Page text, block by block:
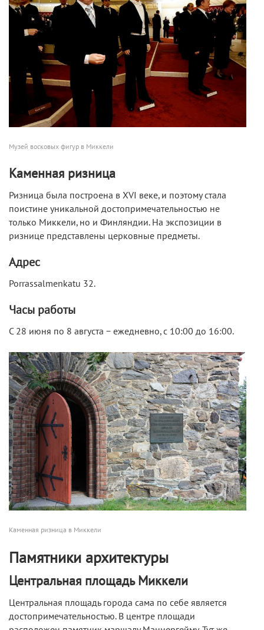
Музей восковых фигур в Миккели
Каменная ризница
Ризница была построена в XVI веке, и поэтому стала
поистине уникальной достопримечательностью не
только Миккели, но и Финляндии. На экспозиции в
ризнице представлены церковные предметы.
Адрес
Porrassalmenkatu 32.
Часы работы
С 28 июня по 8 августа − ежедневно, с 10:00 до 16:00.
Каменная ризница в Миккели
Памятники архитектуры
Центральная площадь Миккели
Центральная площадь города сама по себе является
достопримечательностью. В центре площади